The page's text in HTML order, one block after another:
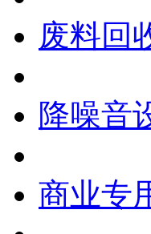
废料回
降噪音
商业专